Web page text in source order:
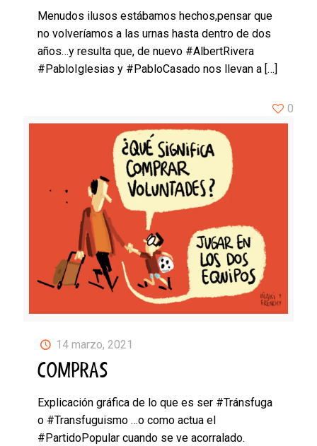
Menudos ilusos estábamos hechos,pensar que
no volveríamos a las urnas hasta dentro de dos
años…y resulta que, de nuevo #AlbertRivera
#PabloIglesias y #PabloCasado nos llevan a […]
14 marzo, 2021
COMPRAS
Explicación gráfica de lo que es ser #Tránsfuga
o #Transfuguismo …o como actua el
#PartidoPopular cuando se ve acorralado.
0